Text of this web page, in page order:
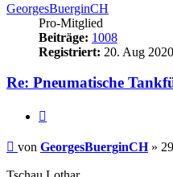
GeorgesBuerginCH
Pro-Mitglied
Beiträge: 1008
Registriert: 20. Aug
Re: Pneumatische
Beitrag
von GeorgesBuerginCH»